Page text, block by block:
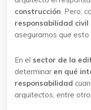
construcción. Pero,
responsabilidad
aseguramos que esto
En el sector de la
determinar en qué
responsabilidad
arquitectos, entre